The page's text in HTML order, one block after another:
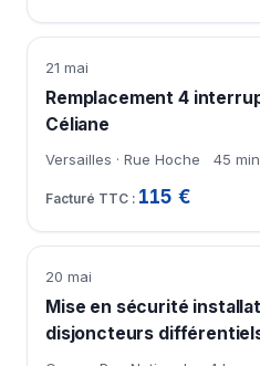
21 mai
Remplacement 4
Céliane
Versailles · Rue Hoche 45 min
115 €
20 mai
Mise en sécurité
disjoncteurs